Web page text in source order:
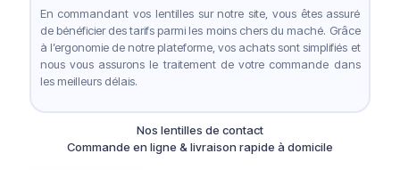
En commandant vos lentilles sur notre site, vous êtes assuré
de bénéficier des tarifs parmi les moins chers du maché. Grâce
à l’ergonomie de notre plateforme, vos achats sont simplifiés et
nous vous assurons le traitement de votre commande dans
les meilleurs délais.
Nos lentilles de contact
Commande en ligne & livraison rapide à domicile